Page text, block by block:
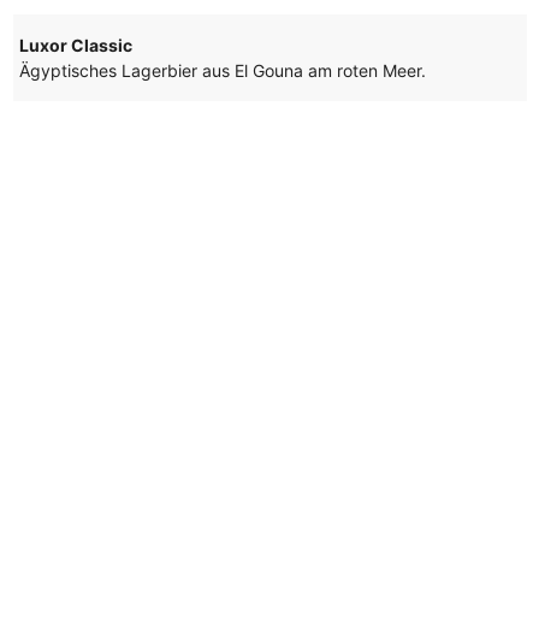
Luxor Classic
Ägyptisches Lagerbier aus El Gouna am roten Meer.